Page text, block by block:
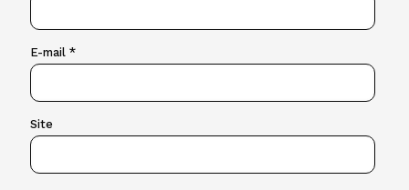
E-mail *
Site